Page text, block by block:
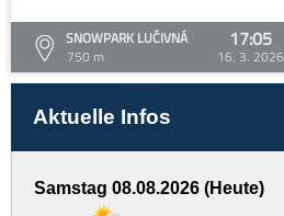
SNOWPARK LUČIVNÁ
750 m
17:05
16. 3. 2026
Aktuelle Infos
Samstag 08.08.2026 (Heute)